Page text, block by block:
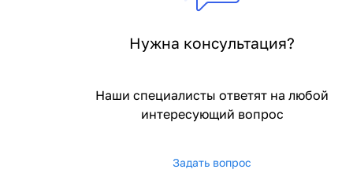
Нужна консультация?
Наши специалисты ответят на любой
интересующий вопрос
Задать вопрос